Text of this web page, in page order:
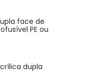
face de
PE ou
dupla